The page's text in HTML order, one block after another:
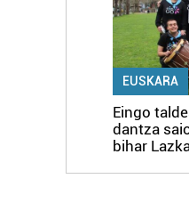
EUSKARA
Eingo
dantza
bihar